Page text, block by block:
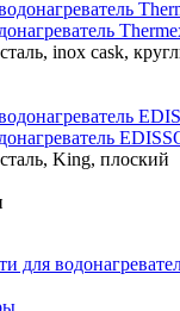
inox cask,
King, плоский
для